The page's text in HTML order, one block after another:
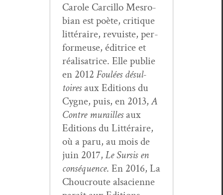
Car­ole Car­cil­lo Mes­ro­
bian est poète, cri­tique
lit­téraire, revuiste, per­
formeuse, éditrice et
réal­isatrice. Elle pub­lie
en 2012 Foulées désul­
toiresaux Edi­tions du
Cygne, puis, en 2013,A
Con­tre muraillesaux
Edi­tions du Lit­téraire,
où a paru, au mois de
juin 2017, Le Sur­sis en
con­séquence. En 2016, La
Chou­croute alsa­ci­enne